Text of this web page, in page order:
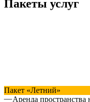
Пакеты услуг
Пакет «Летний»
Аренда пространства